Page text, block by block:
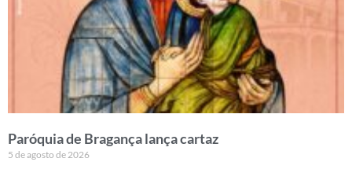
Paróquia de Bragança lança cartaz
5 de agosto de 2026